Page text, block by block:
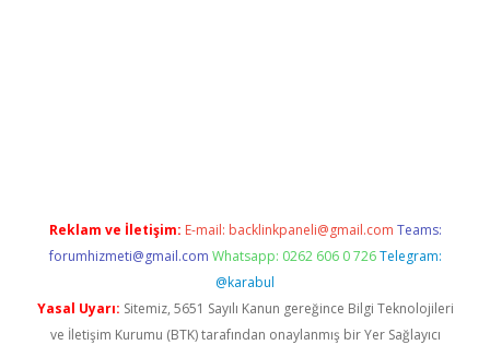
Reklam ve İletişim: E-mail: backlinkpaneli@gmail.com Teams:
forumhizmeti@gmail.com Whatsapp: 0262 606 0 726 Telegram:
@karabul
Yasal Uyarı: Sitemiz, 5651 Sayılı Kanun gereğince Bilgi Teknolojileri
ve İletişim Kurumu (BTK) tarafından onaylanmış bir Yer Sağlayıcı